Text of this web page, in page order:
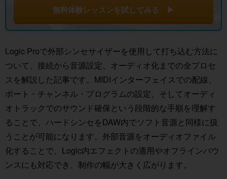
無料体験レッスンを試してみる ▶
Logic Proで外部シンセサイザーを使用して打ち込む方法に
ついて、接続から音源設定、オーディオ化までの全プロセ
スを解説した記事です。MIDIインターフェイスでの配線、
ポート・チャンネル・プログラムの設定、そしてオーディ
オトラックでのサウンド確保という段階的な手順を理解す
ることで、ハードシンセをDAW内でソフト音源と同様に扱
うことが可能になります。外部音源をオーディオファイル
化することで、Logic内エフェクトの適用やオフラインバウ
ンスにも対応でき、制作の幅が大きく広がります。